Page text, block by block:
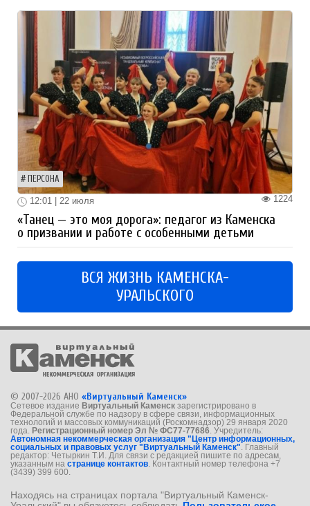
ПЕРСОНА
1224
12:01 | 22 июля
«Танец — это моя дорога»: педагог из Каменска
о призвании и работе с особенными детьми
ВСЯ ЖИЗНЬ КАМЕНСКА-
УРАЛЬСКОГО
© 2007-2026 АНО «Виртуальный Каменск»
Сетевое издание Виртуальный Каменск зарегистрировано в
Федеральной службе по надзору в сфере связи, информационных
технологий и массовых коммуникаций (Роскомнадзор) 29 января 2020
года. Регистрационный номер Эл № ФС77-77686 . Учредитель:
Автономная некоммерческая организация "Центр информационных,
социальных и правовых услуг "Виртуальный Каменск" . Главный
редактор: Четыркин Т.И. Для связи с редакцией пишите по адресам,
указанным на странице контактов . Контактный номер телефона +7
(3439) 399 600.
Находясь на страницах портала "Виртуальный Каменск-